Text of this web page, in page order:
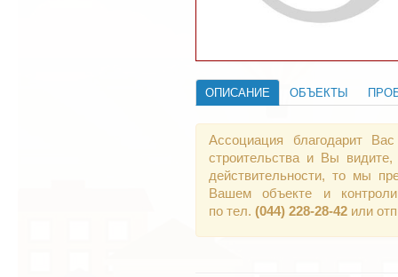
ОПИСАНИЕ ОБЪЕКТЫ
Ассоциация благодарит
строительства и Вы
действительности, то мы
Вашем объекте и
по тел. (044) 228-28-42 или